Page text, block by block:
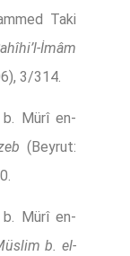
Taki
İmâm
3/314.
b. Mürî en-
(Beyrut:
b. Mürî en-
b. el-